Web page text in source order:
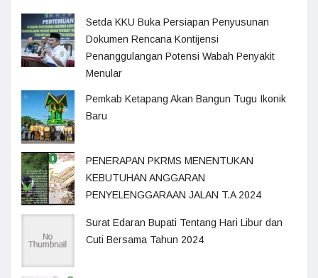
Setda KKU Buka Persiapan Penyusunan
Dokumen Rencana Kontijensi
Penanggulangan Potensi Wabah Penyakit
Menular
Pemkab Ketapang Akan Bangun Tugu Ikonik
Baru
PENERAPAN PKRMS MENENTUKAN
KEBUTUHAN ANGGARAN
PENYELENGGARAAN JALAN T.A 2024
Surat Edaran Bupati Tentang Hari Libur dan
Cuti Bersama Tahun 2024